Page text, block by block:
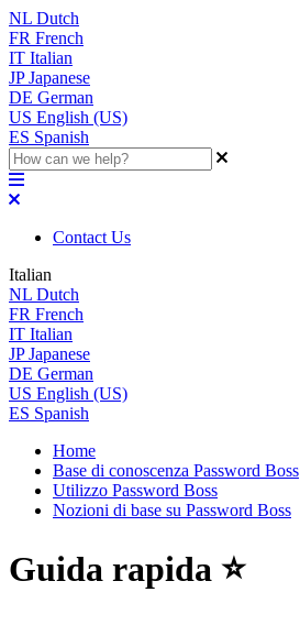
NL Dutch
FR French
IT Italian
JP Japanese
DE German
US English (US)
ES Spanish
Contact Us
Italian
NL Dutch
FR French
IT Italian
JP Japanese
DE German
US English (US)
ES Spanish
Home
Base di conoscenza Password Boss
Utilizzo Password Boss
Nozioni di base su Password Boss
Guida rapida ⭐